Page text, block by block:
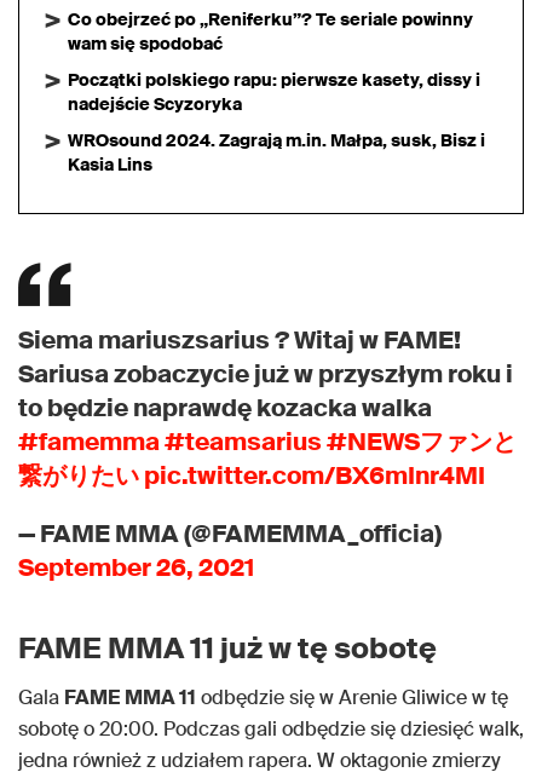
Co obejrzeć po „Reniferku”? Te seriale powinny
wam się spodobać
Początki polskiego rapu: pierwsze kasety, dissy i
nadejście Scyzoryka
WROsound 2024. Zagrają m.in. Małpa, susk, Bisz i
Kasia Lins
Siema mariuszsarius ? Witaj w FAME!
Sariusa zobaczycie już w przyszłym roku i
to będzie naprawdę kozacka walka
#famemma#teamsarius#NEWSファンと
繋がりたいpic.twitter.com/BX6mInr4MI
— FAME MMA (@FAMEMMA_officia)
September 26, 2021
FAME MMA 11 już w tę sobotę
Gala FAME MMA 11 odbędzie się w Arenie Gliwice w tę
sobotę o 20:00. Podczas gali odbędzie się dziesięć walk,
jedna również z udziałem rapera. W oktagonie zmierzy